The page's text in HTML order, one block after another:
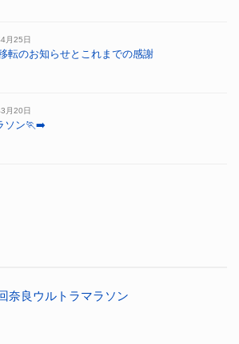
月25日
転のお知らせとこれまでの感謝
月20日
ソン🏃‍➡️
奈良ウルトラマラソン